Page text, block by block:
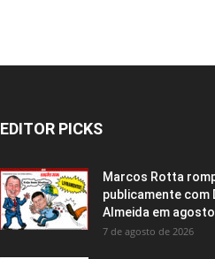
EDITOR PICKS
Marcos Rotta
publicamente com
Almeida em
7 de agosto de 2026